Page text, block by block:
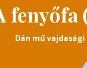
fenyőfa
Dán mű